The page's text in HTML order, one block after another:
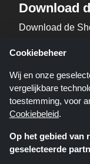
Download
Download de
Shoppingspout.nl is
Cookiebeheer
Wij en onze
vergelijkbare
toestemming, voor
Cookiebeleid.
Op het gebied van
geselecteerde